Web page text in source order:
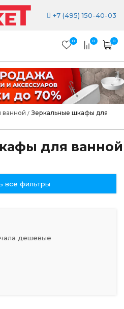
+7 (495) 150-40-03
0 0 0
ванной / Зеркальные шкафы для
для ванной
все фильтры
дешевые